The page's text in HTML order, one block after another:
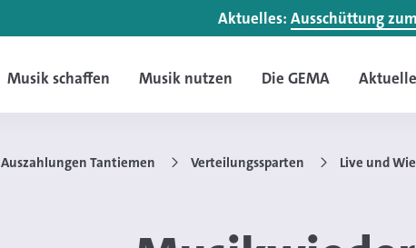
Aktuelles: Ausschüttung
Musik schaffen Musik nutzen Die GEMA
Auszahlungen Tantiemen Verteilungssparten Live und